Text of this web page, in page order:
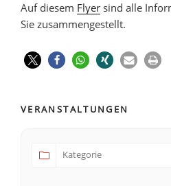
Auf diesem Flyer sind alle
Sie zusammengestellt.
VERANSTALTUNGEN